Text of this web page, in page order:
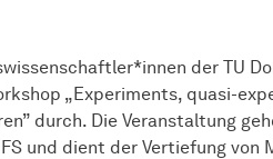
der TU
„Experiments, quasi-
durch. Die Veranstaltung
und dient der Vertiefung von